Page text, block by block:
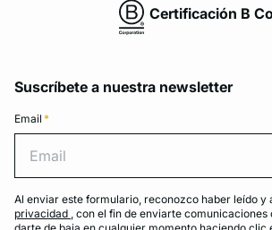
Certificación B
Suscríbete a nuestra newsletter
Email *
Al enviar este formulario, reconozco haber leído y
privacidad , con el fin de enviarte comunicaciones